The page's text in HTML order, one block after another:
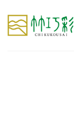
content